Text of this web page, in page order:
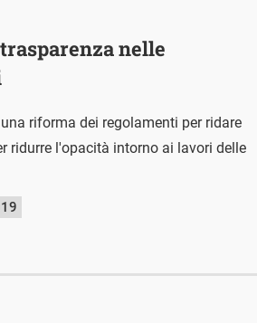
nelle
riforma dei regolamenti per ridare
ridurre l'opacità intorno ai lavori delle